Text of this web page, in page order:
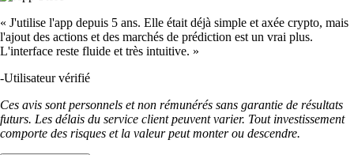
« J'utilise l'app depuis 5 ans. Elle était déjà simple et axée crypto, mais
l'ajout des actions et des marchés de prédiction est un vrai plus.
L'interface reste fluide et très intuitive. »
-Utilisateur vérifié
Ces avis sont personnels et non rémunérés sans garantie de résultats
futurs. Les délais du service client peuvent varier. Tout investissement
comporte des risques et la valeur peut monter ou descendre.